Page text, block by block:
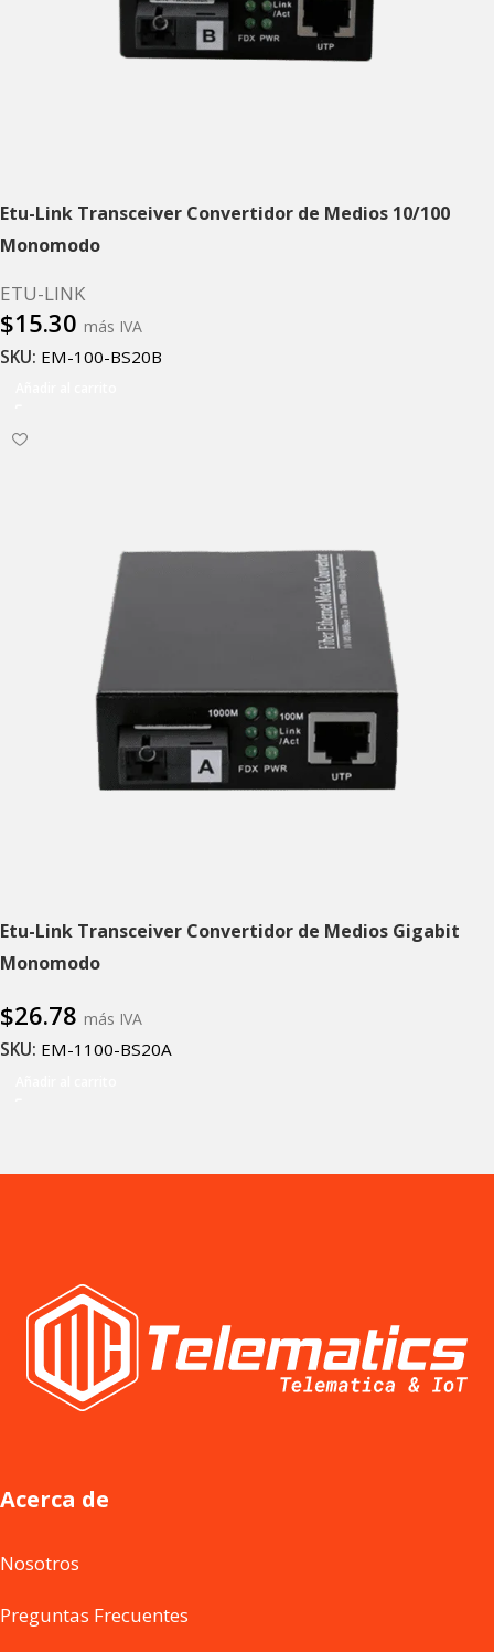
Etu-Link Transceiver Convertidor de Medios 10/100
Monomodo
ETU-LINK
$15.30 más IVA
SKU: EM-100-BS20B
Etu-Link Transceiver Convertidor de Medios Gigabit
Monomodo
$26.78 más IVA
SKU: EM-1100-BS20A
Acerca de
Nosotros
Preguntas Frecuentes